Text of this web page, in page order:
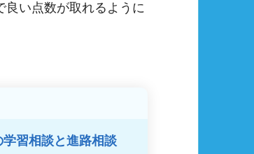
良い点数が取れるように
学習相談と進路相談